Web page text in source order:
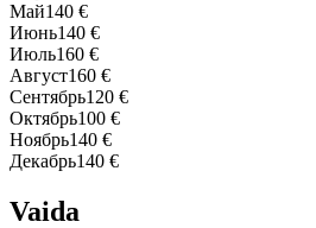
Май140 €
Июнь140 €
Июль160 €
Август160 €
Сентябрь120 €
Октябрь100 €
Ноябрь140 €
Декабрь140 €
Vaida